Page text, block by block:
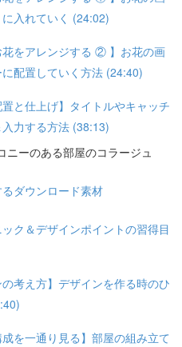
入れていく (24:02)
花をアレンジする ② 】お花の画
配置していく方法 (24:40)
と仕上げ】タイトルやキャッチ
力する方法 (38:13)
ーのある部屋のコラージュ
ダウンロード素材
ク＆デザインポイントの習得目
考え方】デザインを作る時のひ
を一通り見る】部屋の組み立て